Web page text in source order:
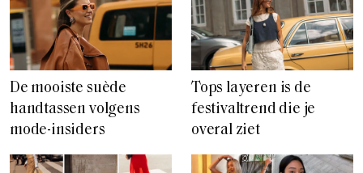
De mooiste suède
handtassen volgens
mode-insiders
Tops layeren is de
festivaltrend die je
overal ziet